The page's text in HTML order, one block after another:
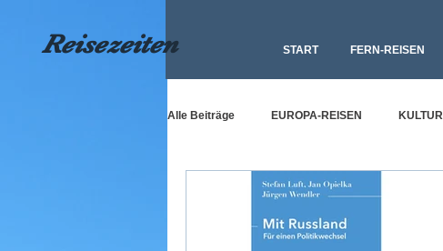
Reisezeiten START FERN-REISEN
Alle Beiträge EUROPA-REISEN KULTUR